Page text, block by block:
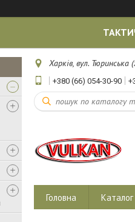
Харків, вул. Тюринська
+380 (66) 054-30-90
Головна Каталог